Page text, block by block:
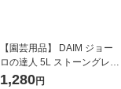
【園芸用品】 DAIM ジョー
ロの達人 5L ストーングレー
1個
1,280円